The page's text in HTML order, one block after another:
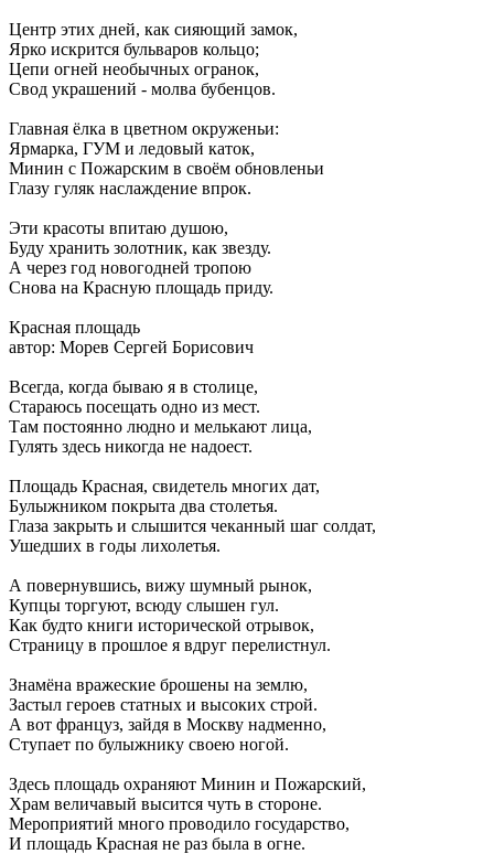
Центр этих дней, как сияющий замок,
Ярко искрится бульваров кольцо;
Цепи огней необычных огранок,
Свод украшений - молва бубенцов.
Главная ёлка в цветном окруженьи:
Ярмарка, ГУМ и ледовый каток,
Минин с Пожарским в своём обновленьи
Глазу гуляк наслаждение впрок.
Эти красоты впитаю душою,
Буду хранить золотник, как звезду.
А через год новогодней тропою
Снова на Красную площадь приду.
Красная площадь
автор: Морев Сергей Борисович
Всегда, когда бываю я в столице,
Стараюсь посещать одно из мест.
Там постоянно людно и мелькают лица,
Гулять здесь никогда не надоест.
Площадь Красная, свидетель многих дат,
Булыжником покрыта два столетья.
Глаза закрыть и слышится чеканный шаг солдат,
Ушедших в годы лихолетья.
А повернувшись, вижу шумный рынок,
Купцы торгуют, всюду слышен гул.
Как будто книги исторической отрывок,
Страницу в прошлое я вдруг перелистнул.
Знамёна вражеские брошены на землю,
Застыл героев статных и высоких строй.
А вот француз, зайдя в Москву надменно,
Ступает по булыжнику своею ногой.
Здесь площадь охраняют Минин и Пожарский,
Храм величавый высится чуть в стороне.
Мероприятий много проводило государство,
И площадь Красная не раз была в огне.